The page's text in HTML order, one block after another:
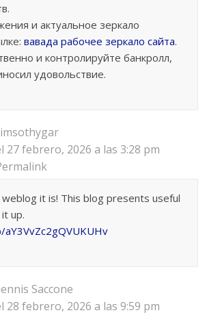
и актуальное зеркало
вавада рабочее зеркало сайта.
и контролируйте банкролл,
удовольствие.
27 febrero, 2026 a las 3:28 pm
weblog it is! This blog presents useful
up.
Saccone
28 febrero, 2026 a las 9:59 pm